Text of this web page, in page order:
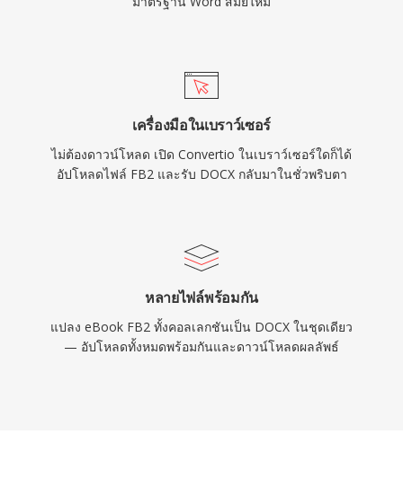
เครื่องมือในเบราว์เซอร์
ไม่ต้องดาวน์โหลด เปิด Convertio ในเบราว์เซอร์ใดก็ได้
อัปโหลดไฟล์ FB2 และรับ DOCX กลับมาในชั่วพริบตา
หลายไฟล์พร้อมกัน
แปลง eBook FB2 ทั้งคอลเลกชันเป็น DOCX ในชุดเดียว
— อัปโหลดทั้งหมดพร้อมกันและดาวน์โหลดผลลัพธ์